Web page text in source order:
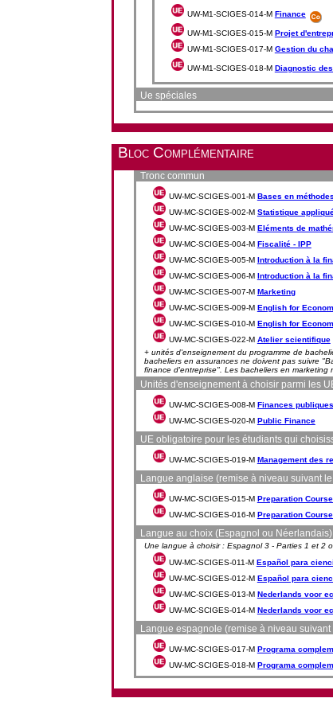
UW-M1-SCIGES-014-M Finance
UW-M1-SCIGES-015-M Projet
UW-M1-SCIGES-017-M Gestion du
UW-M1-SCIGES-018-M Diagnostic
Ue spéciales
Bloc Complémentaire
Tronc commun
UW-MC-SCIGES-001-M Bases en
UW-MC-SCIGES-002-M Statistique
UW-MC-SCIGES-003-M Eléments de
UW-MC-SCIGES-004-M Fiscalité - IPP
UW-MC-SCIGES-005-M Introduction à la
UW-MC-SCIGES-006-M Introduction à la
UW-MC-SCIGES-007-M Marketing
UW-MC-SCIGES-009-M English for
UW-MC-SCIGES-010-M English for
UW-MC-SCIGES-022-M Atelier scientifique
+ unités d'enseignement du programme de
bacheliers en assurances ne doivent pas suivre
finance d'entreprise". Les bacheliers en marketing
Unités d'enseignement à choisir parmi les
UW-MC-SCIGES-008-M Finances publiques
UW-MC-SCIGES-020-M Public Finance
UE obligatoire pour les étudiants qui
UW-MC-SCIGES-019-M Management des
Langue anglaise (remise à niveau suivant
UW-MC-SCIGES-015-M Preparation
UW-MC-SCIGES-016-M Preparation
Langue au choix (Espagnol ou Néerlandais)
Une langue à choisir : Espagnol 3 - Parties 1 et 2
UW-MC-SCIGES-011-M Español para
UW-MC-SCIGES-012-M Español para
UW-MC-SCIGES-013-M Nederlands voor
UW-MC-SCIGES-014-M Nederlands voor
Langue espagnole (remise à niveau
UW-MC-SCIGES-017-M Programa
UW-MC-SCIGES-018-M Programa